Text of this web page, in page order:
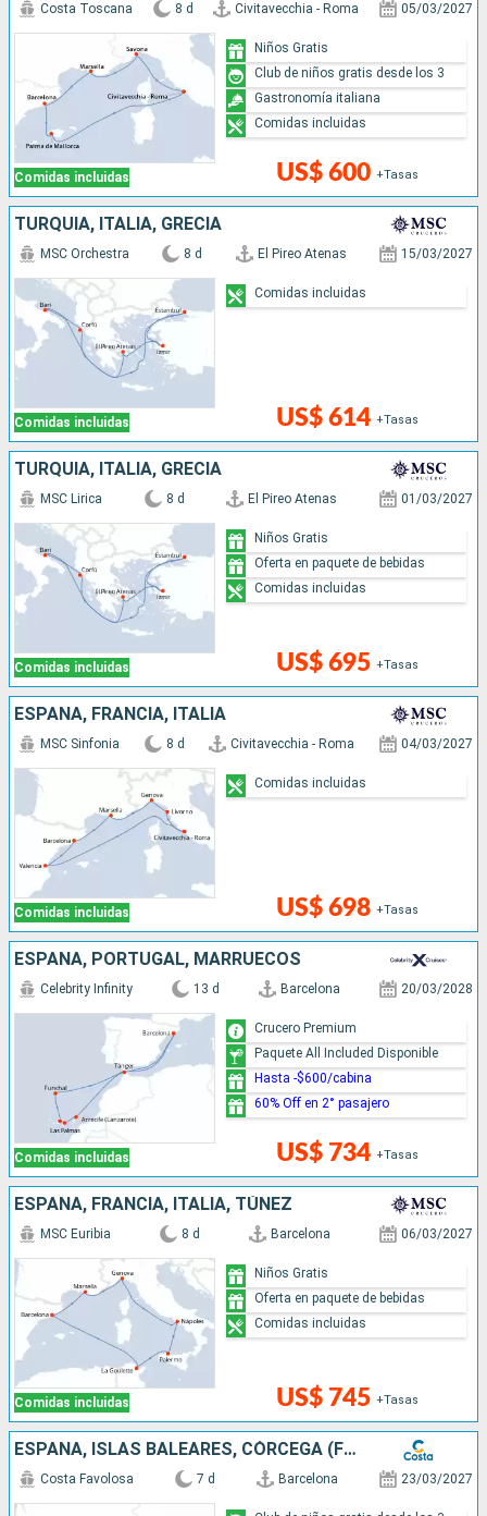
Comidas incluidas
Costa Toscana 8 d Civitavecchia - Roma 05/03/2027
US$ 600 +Tasas
Niños Gratis
Club de niños gratis desde los 3
Gastronomía italiana
Comidas incluidas
TURQUÍA, ITALIA, GRECIA
Comidas incluidas
MSC Orchestra 8 d El Pireo Atenas 15/03/2027
US$ 614 +Tasas
Comidas incluidas
TURQUÍA, ITALIA, GRECIA
Comidas incluidas
MSC Lirica 8 d El Pireo Atenas 01/03/2027
US$ 695 +Tasas
Niños Gratis
Oferta en paquete de bebidas
Comidas incluidas
ESPAÑA, FRANCIA, ITALIA
Comidas incluidas
MSC Sinfonia 8 d Civitavecchia - Roma 04/03/2027
US$ 698 +Tasas
Comidas incluidas
ESPAÑA, PORTUGAL, MARRUECOS
Comidas incluidas
Celebrity Infinity 13 d Barcelona 20/03/2028
US$ 734 +Tasas
Crucero Premium
Paquete All Included Disponible
Hasta -$600/cabina
60% Off en 2° pasajero
ESPAÑA, FRANCIA, ITALIA, TÚNEZ
Comidas incluidas
MSC Euribia 8 d Barcelona 06/03/2027
US$ 745 +Tasas
Niños Gratis
Oferta en paquete de bebidas
Comidas incluidas
ESPAÑA, ISLAS BALEARES, CÓRCEGA (FRANCIA), FRANCIA, ITALIA
Costa Favolosa 7 d Barcelona 23/03/2027